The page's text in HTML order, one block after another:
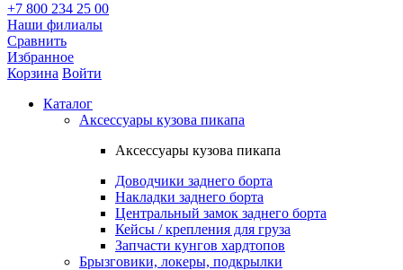
+7 800 234 25 00
Наши филиалы
Сравнить
Избранное
Корзина Войти
Каталог
Аксессуары кузова пикапа
Аксессуары кузова пикапа
Доводчики заднего борта
Накладки заднего борта
Центральный замок заднего борта
Кейсы / крепления для груза
Запчасти кунгов хардтопов
Брызговики, локеры, подкрылки